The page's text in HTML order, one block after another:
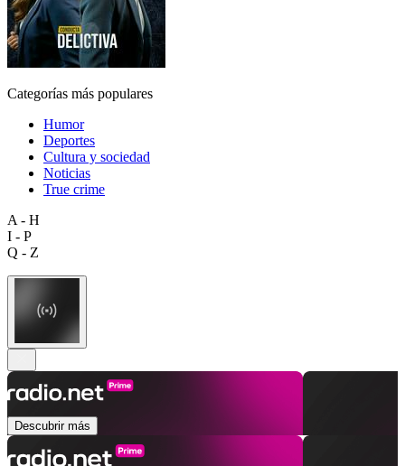
Categorías más populares
Humor
Deportes
Cultura y sociedad
Noticias
True crime
A - H
I - P
Q - Z
Descubrir más